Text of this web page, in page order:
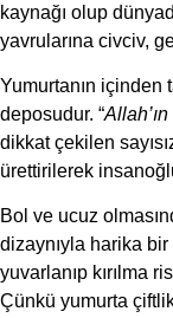
kaynağı olup
yavrularına civciv,
Yumurtanın içinden
deposudur. “
dikkat çekilen
ürettirilerek
Bol ve ucuz
dizaynıyla harika bir
yuvarlanıp kırılma
Çünkü yumurta